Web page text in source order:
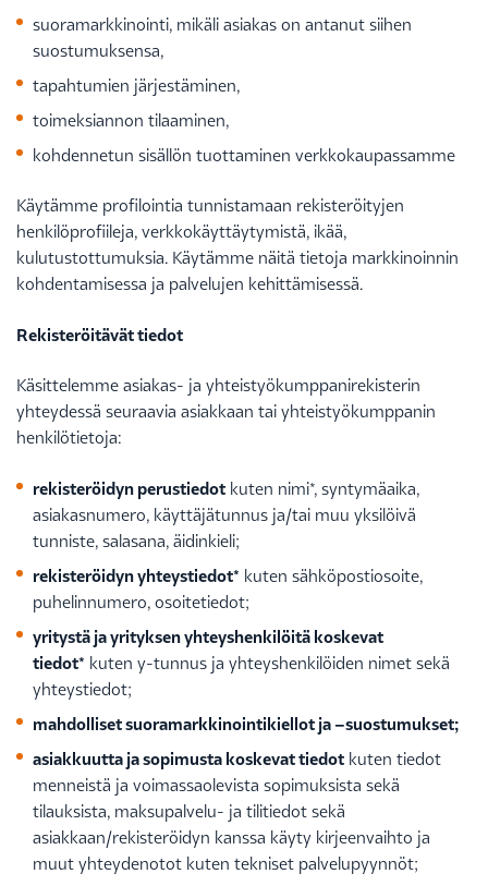
suoramarkkinointi, mikäli asiakas on antanut siihen
suostumuksensa,
tapahtumien järjestäminen,
toimeksiannon tilaaminen,
kohdennetun sisällön tuottaminen verkkokaupassamme
Käytämme profilointia tunnistamaan rekisteröityjen
henkilöprofiileja, verkkokäyttäytymistä, ikää,
kulutustottumuksia. Käytämme näitä tietoja markkinoinnin
kohdentamisessa ja palvelujen kehittämisessä.
Rekisteröitävät tiedot
Käsittelemme asiakas- ja yhteistyökumppanirekisterin
yhteydessä seuraavia asiakkaan tai yhteistyökumppanin
henkilötietoja:
rekisteröidyn perustiedot kuten nimi*, syntymäaika,
asiakasnumero, käyttäjätunnus ja/tai muu yksilöivä
tunniste, salasana, äidinkieli;
rekisteröidyn yhteystiedot* kuten sähköpostiosoite,
puhelinnumero, osoitetiedot;
yritystä ja yrityksen yhteyshenkilöitä koskevat
tiedot* kuten y-tunnus ja yhteyshenkilöiden nimet sekä
yhteystiedot;
mahdolliset suoramarkkinointikiellot ja –suostumukset;
asiakkuutta ja sopimusta koskevat tiedot kuten tiedot
menneistä ja voimassaolevista sopimuksista sekä
tilauksista, maksupalvelu- ja tilitiedot sekä
asiakkaan/rekisteröidyn kanssa käyty kirjeenvaihto ja
muut yhteydenotot kuten tekniset palvelupyynnöt;